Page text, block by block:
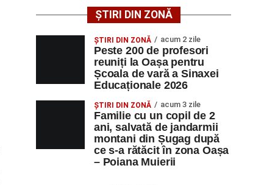
ȘTIRI DIN ZONĂ
ȘTIRI DIN ZONĂ acum 2 zile
Peste 200 de profesori
reuniți la Oașa pentru
Școala de vară a Sinaxei
Educaționale 2026
ȘTIRI DIN ZONĂ acum 3 zile
Familie cu un copil de 2
ani, salvată de jandarmii
montani din Șugag după
ce s-a rătăcit în zona Oașa
– Poiana Muierii